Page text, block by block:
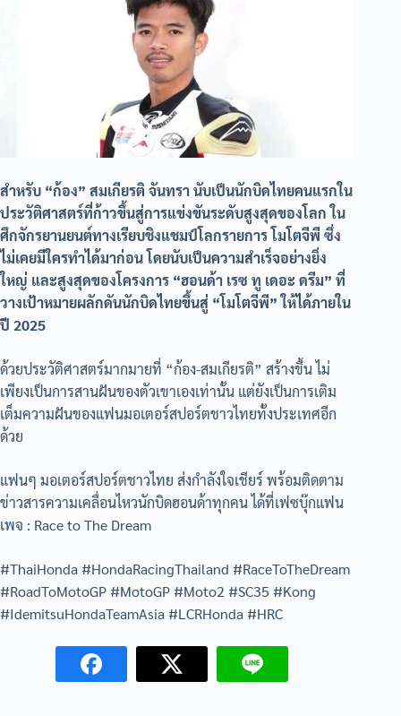
สำหรับ “ก้อง” สมเกียรติ จันทรา นับเป็นนักบิดไทยคนแรกใน
ประวัติศาสตร์ที่ก้าวขึ้นสู่การแข่งขันระดับสูงสุดของโลก ใน
ศึกจักรยานยนต์ทางเรียบชิงแชมป์โลกรายการ โมโตจีพี ซึ่ง
ไม่เคยมีใครทำได้มาก่อน โดยนับเป็นความสำเร็จอย่างยิ่ง
ใหญ่ และสูงสุดของโครงการ “ฮอนด้า เรซ ทู เดอะ ดรีม” ที่
วางเป้าหมายผลักดันนักบิดไทยขึ้นสู่ “โมโตจีพี” ให้ได้ภายใน
ปี 2025
ด้วยประวัติศาสตร์มากมายที่ “ก้อง-สมเกียรติ” สร้างขึ้น ไม่
เพียงเป็นการสานฝันของตัวเขาเองเท่านั้น แต่ยังเป็นการเติม
เต็มความฝันของแฟนมอเตอร์สปอร์ตชาวไทยทั้งประเทศอีก
ด้วย
แฟนๆ มอเตอร์สปอร์ตชาวไทย ส่งกำลังใจเชียร์ พร้อมติดตาม
ข่าวสารความเคลื่อนไหวนักบิดฮอนด้าทุกคน ได้ที่เฟซบุ๊กแฟน
เพจ : Race to The Dream
#ThaiHonda #HondaRacingThailand #RaceToTheDream
#RoadToMotoGP #MotoGP #Moto2 #SC35 #Kong
#IdemitsuHondaTeamAsia #LCRHonda #HRC